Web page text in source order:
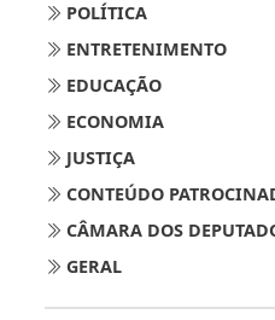
POLÍTICA
ENTRETENIMENTO
EDUCAÇÃO
ECONOMIA
JUSTIÇA
CONTEÚDO
CÂMARA DOS
GERAL
Termos de Uso